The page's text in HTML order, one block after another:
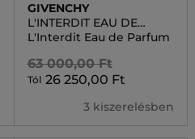
GIVENCHY
L'INTERDIT EAU DE
PARFUM
L'Interdit Eau de Parfum
63 000,00 Ft
Tól 26 250,00 Ft
3 kiszerelésben